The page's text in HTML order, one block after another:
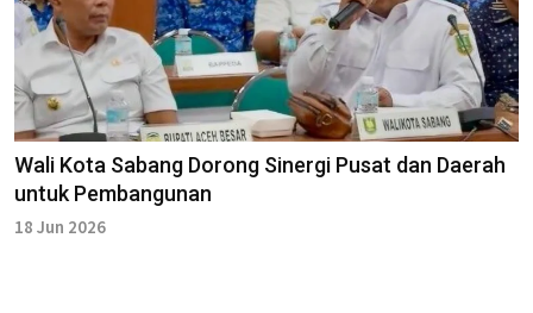
Wali Kota Sabang Dorong Sinergi Pusat dan Daerah
untuk Pembangunan
18 Jun 2026